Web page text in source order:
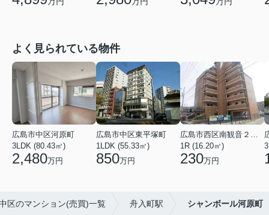
よく見られている物件
広島市中区河原町
3LDK (80.43㎡)
2,480万円
広島市中区東平塚町
1LDK (55.33㎡)
850万円
広島市西区南観音２丁目
1R (16.20㎡)
230万円
区のマンション(売買)一覧 舟入町駅 シャンボール河原町